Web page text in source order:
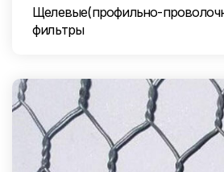
Щелевые(профильно-
фильтры